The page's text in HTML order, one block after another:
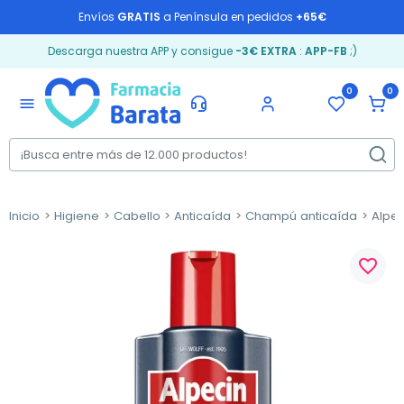
Envíos GRATIS a Península en pedidos +65€
Descarga nuestra APP y consigue -3€ EXTRA: APP-FB ;)
menu
0 0
Inicio Higiene Cabello Anticaída Champú anticaída
favorite_border